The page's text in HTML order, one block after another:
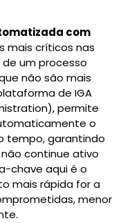
com
mais críticos nas
um processo
não são mais
de IGA
permite
o
tempo, garantindo
continue ativo
chave aqui é o
mais rápida for a
menor